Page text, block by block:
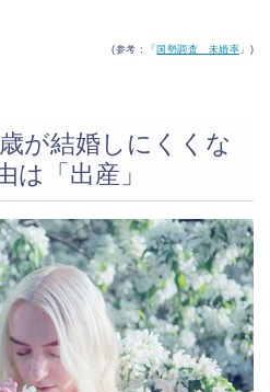
(参考：「 国勢調査 未婚率 」)
が結婚しにくくな
は「出産」